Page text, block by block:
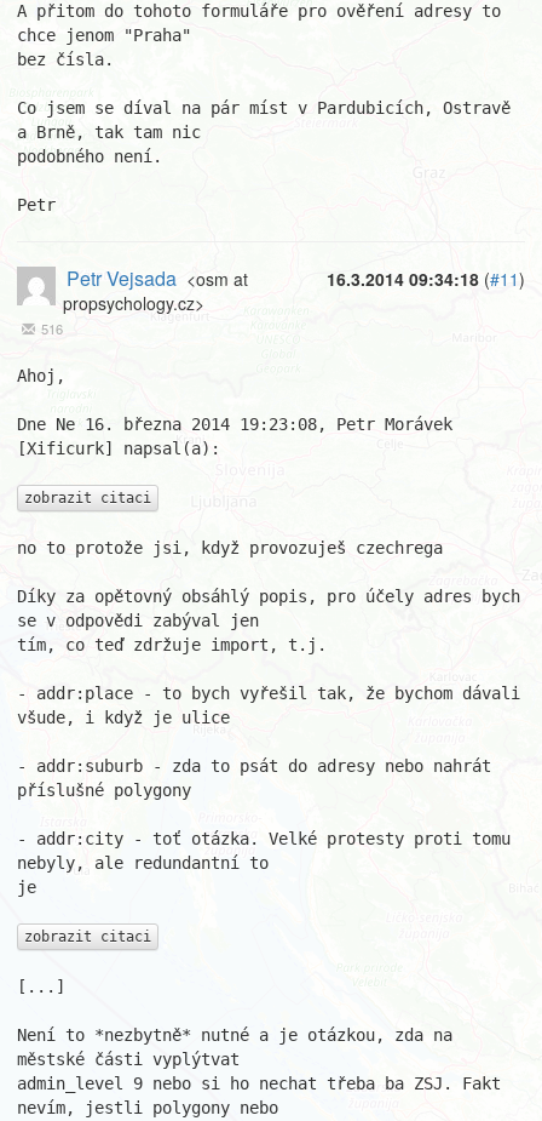
A přitom do tohoto formuláře pro ověření adresy to
chce jenom "Praha"
bez čísla.
Co jsem se díval na pár míst v Pardubicích, Ostravě
a Brně, tak tam nic
podobného není.
Petr
16.3.2014 09:34:18 (#11)
Petr Vejsada <osm at
propsychology.cz>
516
Ahoj,
Dne Ne 16. března 2014 19:23:08, Petr Morávek
[Xificurk] napsal(a):
zobrazit citaci
no to protože jsi, když provozuješ czechrega
Díky za opětovný obsáhlý popis, pro účely adres bych
se v odpovědi zabýval jen
tím, co teď zdržuje import, t.j.
- addr:place - to bych vyřešil tak, že bychom dávali
všude, i když je ulice
- addr:suburb - zda to psát do adresy nebo nahrát
příslušné polygony
- addr:city - toť otázka. Velké protesty proti tomu
nebyly, ale redundantní to
je
zobrazit citaci
[...]
Není to *nezbytně* nutné a je otázkou, zda na
městské části vyplýtvat
admin_level 9 nebo si ho nechat třeba ba ZSJ. Fakt
nevím, jestli polygony nebo